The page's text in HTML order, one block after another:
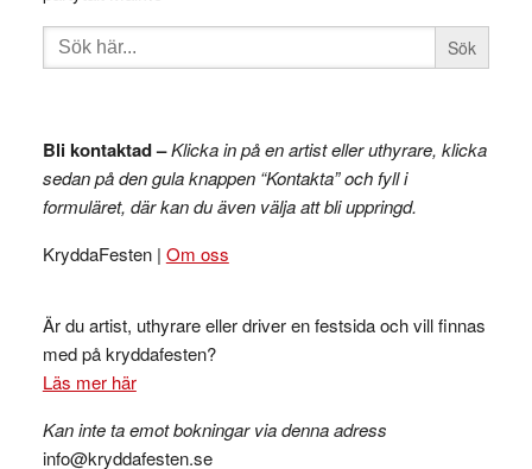
Sök
efter:
Bli kontaktad –Klicka in på en artist eller uthyrare, klicka
sedan på den gula knappen “Kontakta” och fyll i
formuläret, där kan du även välja att bli uppringd.
KryddaFesten | Om oss
Är du artist, uthyrare eller driver en festsida och vill finnas
med på kryddafesten?
Läs mer här
Kan inte ta emot bokningar via denna adress
info@kryddafesten.se